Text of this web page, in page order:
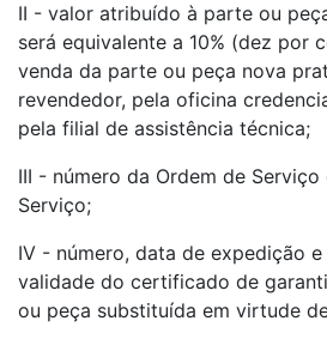
II - valor atribuído à parte ou
será equivalente a 10% (dez por
venda da parte ou peça nova
revendedor, pela oficina
pela filial de assistência técnica;
III - número da Ordem de
Serviço;
IV - número, data de expedição
validade do certificado de
ou peça substituída em virtude